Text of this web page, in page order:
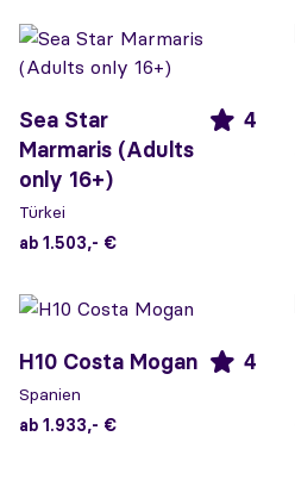
Sea Star
Marmaris (Adults
only 16+)
4
Türkei
ab 1.503,- €
H10 Costa Mogan 4
Spanien
ab 1.933,- €